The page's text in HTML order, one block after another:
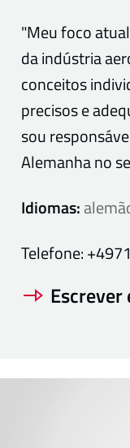
"Meu foco
da indústria
conceitos
precisos e
sou
Alemanha no
Idiomas:
Telefone: